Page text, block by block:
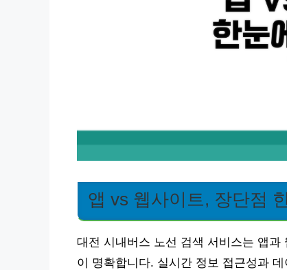
앱 vs 웹사이트, 장단점
대전 시내버스 노선 검색 서비스는 앱
이 명확합니다. 실시간 정보 접근성과